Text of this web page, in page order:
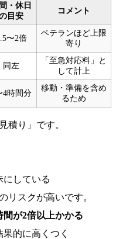
・休日
目安
コメント
〜2倍
ベテランほど上限
寄り
同左
「至急対応料」と
して計上
4時間分
移動・準備を含め
るため
積り」です。
にしている
リスクが高いです。
間が2倍以上かかる
的に高くつく